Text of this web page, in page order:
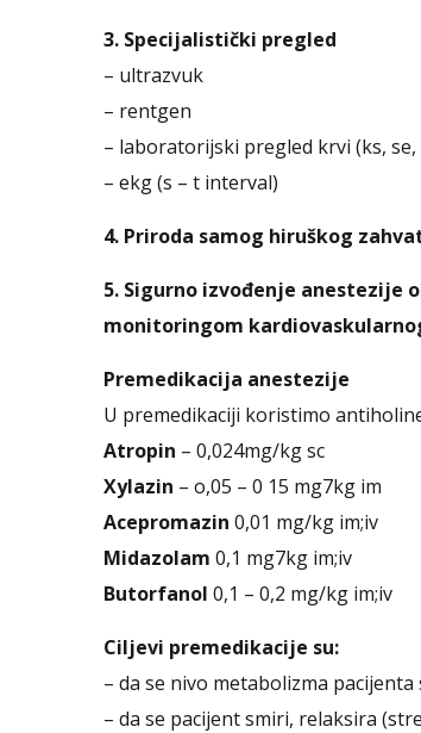
3. Specijalistički pregled
– ultrazvuk
– rentgen
– laboratorijski pregled krvi (ks,
– ekg (s – t interval)
4. Priroda samog hiruškog
5. Sigurno izvođenje anestezije
monitoringom
Premedikacija anestezije
U premedikaciji koristimo
Atropin – 0,024mg/kg sc
Xylazin – o,05 – 0 15 mg7kg im
Acepromazin 0,01 mg/kg im;iv
Midazolam 0,1 mg7kg im;iv
Butorfanol 0,1 – 0,2 mg/kg im;iv
Ciljevi premedikacije su:
– da se nivo metabolizma pacijenta
– da se pacijent smiri, relaksira